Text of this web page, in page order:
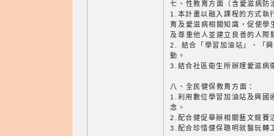
七、性教育方面（含愛滋病防
1.本計畫以融入課程的方式執
育及愛滋病相關知識，促使學
及尊重他人並建立良善的人際
2. 結合「學習加油站」、「
動。
3.結合社區衛生所辦理愛滋病
八、全民健保教育方面：
1.利用數位學習加油站及興國
念。
2.配合健促舉辦相關藝文競賽
3.配合珍惜健保聰明就醫玩轉